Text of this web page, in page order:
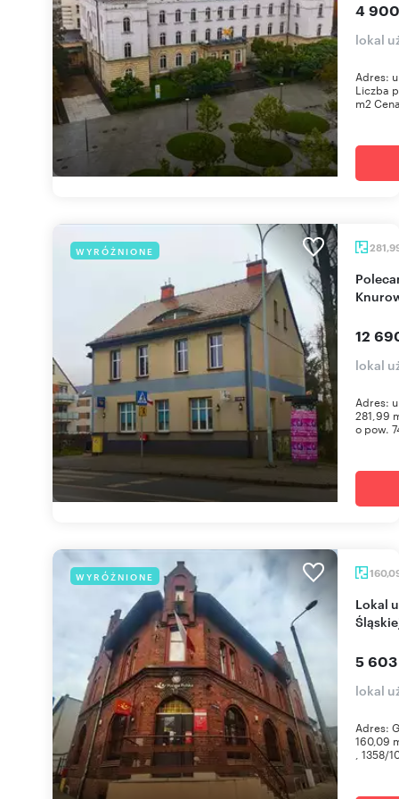
4
lokal
Adres:
Liczba
m2
WYRÓŻNIONE
Polecam przestronny lokal 282 m² w centrum
12
lokal
Adres:
281,99
o pow.
WYRÓŻNIONE
Lokal użytkowy 160 m² na wynajem w Rudzie
5 603
lokal
Adres:
160,09
, 1358/